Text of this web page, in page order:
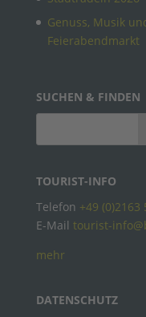
Genuss, Musik
Feierabendmarkt
SUCHEN & FINDEN
TOURIST-INFO
Telefon +49 (0)2163
E-Mail tourist-
mehr
DATENSCHUTZ